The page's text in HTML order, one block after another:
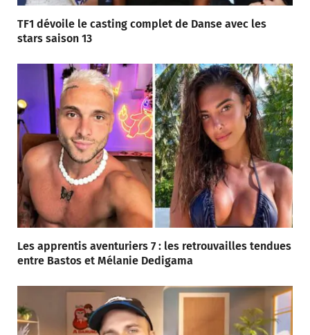
TF1 dévoile le casting complet de Danse avec les
stars saison 13
Les apprentis aventuriers 7 : les retrouvailles tendues
entre Bastos et Mélanie Dedigama